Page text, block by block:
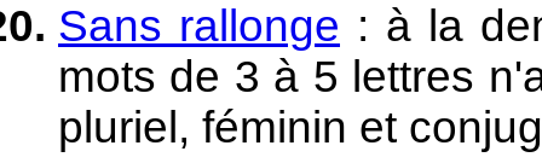
Sans rallonge : à la
mots de 3 à 5 lettres
pluriel, féminin et